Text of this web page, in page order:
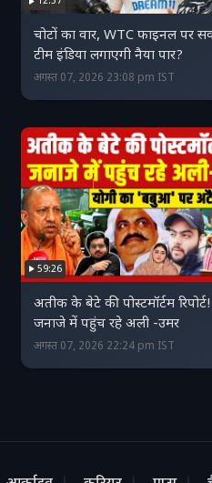
चोटों का वार, WTC फाइनल पर
टीम इंडिया लगाएगी नैया पार?
अगस्त 07, 2026 23:08 pm IST
59:26
अतीक के बेटे की पोस्टमॉर्टम रिपोर्ट!
जनाजे में पहुंच रहे अली -उमर
अगस्त 07, 2026 22:24 pm IST